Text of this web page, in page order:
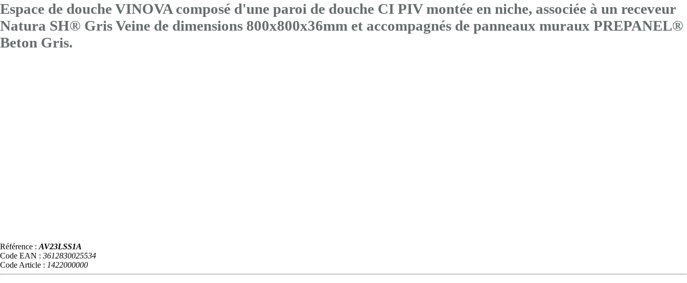
Espace de douche VINOVA composé d'une paroi de douche CI PIV montée en niche, associée à un receveur
Natura SH® Gris Veine de dimensions 800x800x36mm et accompagnés de panneaux muraux PREPANEL®
Beton Gris.
Référence : AV23LSS1A
Code EAN : 3612830025534
Code Article : 1422000000